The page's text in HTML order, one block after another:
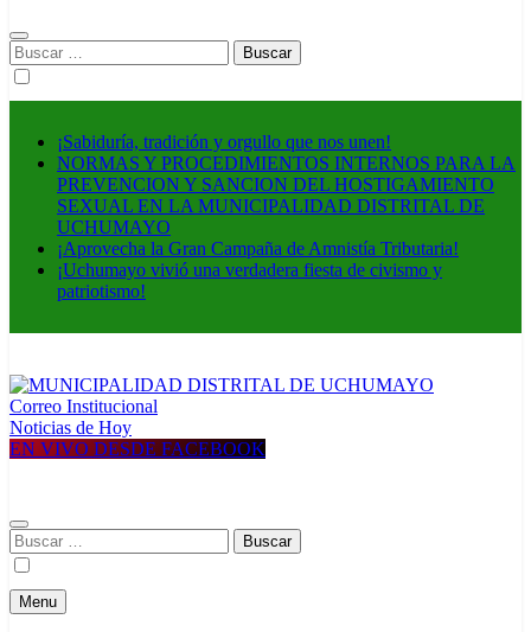
Buscar:
¡Sabiduría, tradición y orgullo que nos unen!
NORMAS Y PROCEDIMIENTOS INTERNOS PARA LA
PREVENCION Y SANCION DEL HOSTIGAMIENTO
SEXUAL EN LA MUNICIPALIDAD DISTRITAL DE
UCHUMAYO
¡Aprovecha la Gran Campaña de Amnistía Tributaria!
¡Uchumayo vivió una verdadera fiesta de civismo y
patriotismo!
MUNICIPALIDAD DISTRITAL DE UCHUMAYO
Construyendo una nueva Historia
Correo Institucional
Noticias de Hoy
EN VIVO DESDE FACEBOOK
Buscar:
Menu